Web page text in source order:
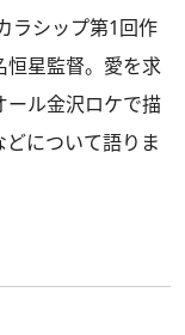
ラシップ第1回作
恒星監督。愛を求
ール金沢ロケで描
について語りま